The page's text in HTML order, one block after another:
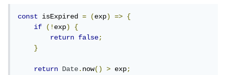
const isExpired = (exp) =>
{
if
(!exp)
{
return
false;
}
return Date.now() > exp;